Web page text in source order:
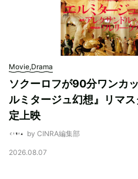
Movie,Drama
ソクーロフが90分ワンカ
ルミタージュ幻想』リマ
定上映
by CINRA編集部
2026.08.07